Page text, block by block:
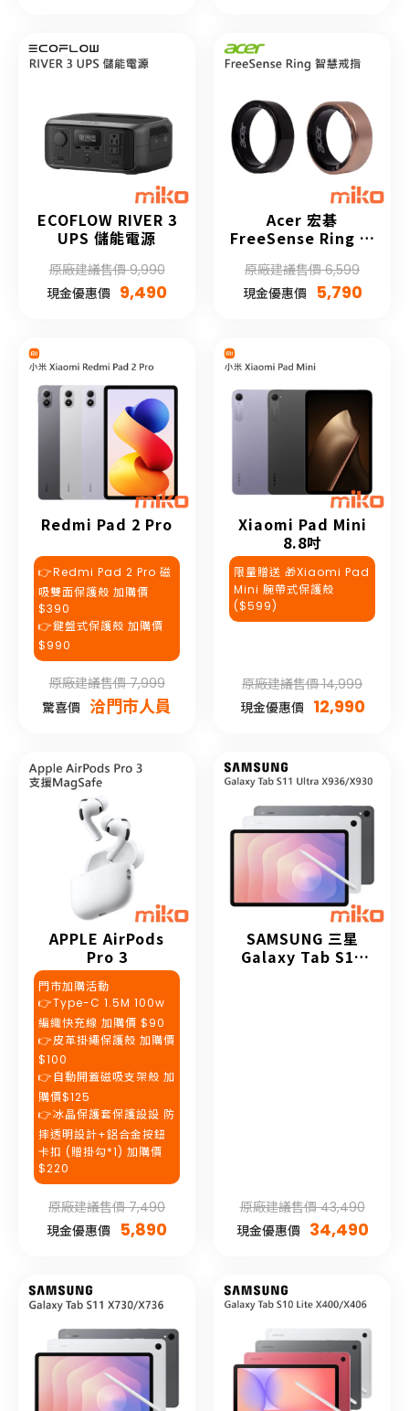
ECOFLOW RIVER 3
UPS 儲能電源
原廠建議售價 9,990
現金優惠價 9,490
Acer 宏碁
FreeSense Ring 智
原廠建議售價 6,599
現金優惠價
5,790
Redmi Pad 2 Pro
👉Redmi Pad 2 Pro 磁
吸雙面保護殼 加購價
$390
👉鍵盤式保護殼 加購價
$990
原廠建議售價 7,999
驚喜價 洽門市人員
Xiaomi Pad Mini
8.8吋
限量贈送 🎁Xiaomi Pad
Mini 腕帶式保護殼
($599)
原廠建議售價 14,999
現金優惠價 12,990
APPLE AirPods
Pro 3
門市加購活動
👉Type-C 1.5M 100w
編織快充線 加購價 $90
👉皮革掛繩保護殼 加購價
$100
👉自動開蓋磁吸支架殼 加
購價$125
👉冰晶保護套保護設設 防
摔透明設計+鋁合金按鈕
卡扣 (贈掛勾*1) 加購價
$220
原廠建議售價 7,490
現金優惠價
5,890
SAMSUNG 三星
Galaxy Tab S11
原廠建議售價 43,490
現金優惠價 34,490